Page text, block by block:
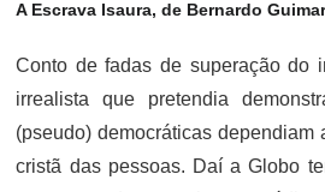
A Escrava Isaura, de Bernardo
Conto de fadas de superação do
irrealista que pretendia
(pseudo) democráticas dependiam
cristã das pessoas. Daí a Globo